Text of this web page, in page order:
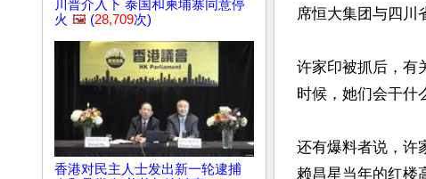
川普介入下 泰国和柬埔寨同意停
火 🖼️ (28,709次)
香港对民主人士发出新一轮逮捕
席恒大集团与四川
许家印被抓后，有
时候，她们会干什
还有爆料者说，许
赖昌星当年的红楼